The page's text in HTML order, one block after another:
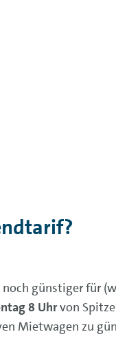
günstiger für
8 Uhrvon
Mietwagen zu